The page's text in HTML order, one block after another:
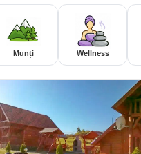
Munți Wellness